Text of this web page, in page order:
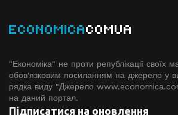
ECONOMICACOMUA
"Економіка" не проти републікації своїх
обов'язковим посиланням на джерело у
рядка виду "Джерело
на даний портал.
Підписатися на оновлення